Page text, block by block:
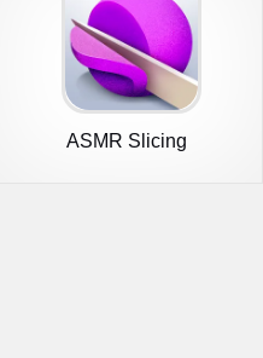
ASMR Slicing